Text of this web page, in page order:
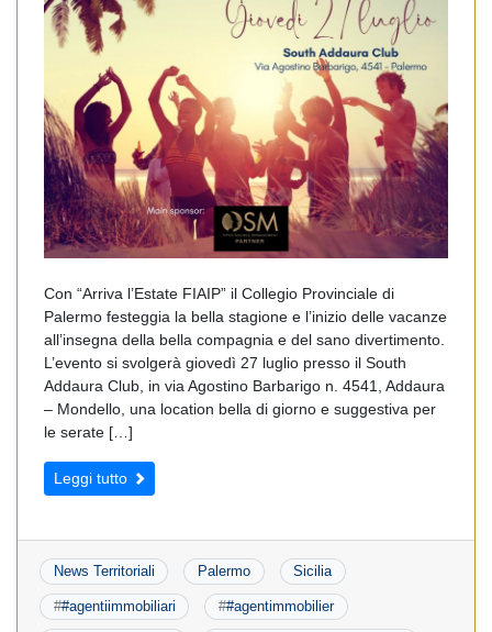
Con “Arriva l’Estate FIAIP” il Collegio Provinciale di
Palermo festeggia la bella stagione e l’inizio delle vacanze
all’insegna della bella compagnia e del sano divertimento.
L’evento si svolgerà giovedì 27 luglio presso il South
Addaura Club, in via Agostino Barbarigo n. 4541, Addaura
– Mondello, una location bella di giorno e suggestiva per
le serate […]
Leggi tutto
News Territoriali Palermo Sicilia
##agentiimmobiliari ##agentimmobilier